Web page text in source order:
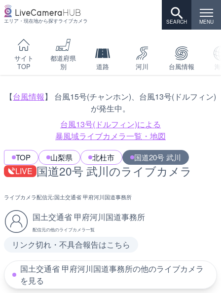
エリア・現在地から探すライブカメラ
サイト
TOP
都道府県
別
道路 河川 台風情報
【台風情報】 台風15号(チャンホン)、台風13号(ドルフィン)
が発生中。
台風13号(ドルフィン)による
暴風域ライブカメラ一覧・地図
TOP 山梨県 北杜市 国道20号 武川
LIVE 国道20号 武川のライブカメラ
ライブカメラ配信元:国土交通省 甲府河川国道事務所
国土交通省 甲府河川国道事務所
配信元の他のライブカメラ一覧
リンク切れ・不具合報告はこちら
国土交通省 甲府河川国道事務所の他のライブカメラ
を見る